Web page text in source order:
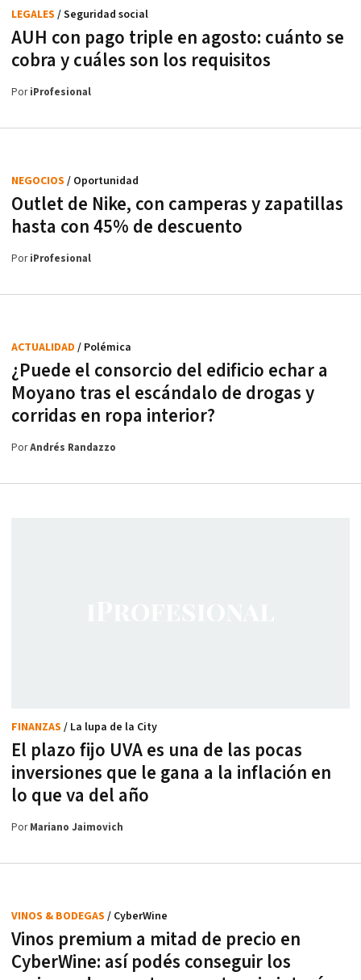
AUH con pago triple en agosto: cuánto se
cobra y cuáles son los requisitos
LEGALES / Seguridad social
PoriProfesional
Outlet de Nike, con camperas y zapatillas
hasta con 45% de descuento
NEGOCIOS / Oportunidad
PoriProfesional
¿Puede el consorcio del edificio echar a
Moyano tras el escándalo de drogas y
corridas en ropa interior?
ACTUALIDAD / Polémica
PorAndrés Randazzo
El plazo fijo UVA es una de las pocas
inversiones que le gana a la inflación en
lo que va del año
FINANZAS / La lupa de la City
PorMariano Jaimovich
Vinos premium a mitad de precio en
CyberWine: así podés conseguir los
VINOS & BODEGAS / CyberWine